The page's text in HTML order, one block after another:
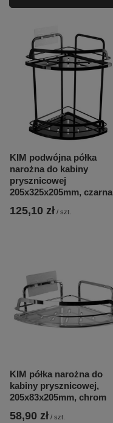
KIM podwójna półka
narożna do kabiny
prysznicowej
205x325x205mm, czarna
125,10 zł / szt.
KIM półka narożna do
kabiny prysznicowej,
205x83x205mm, chrom
58,90 zł / szt.